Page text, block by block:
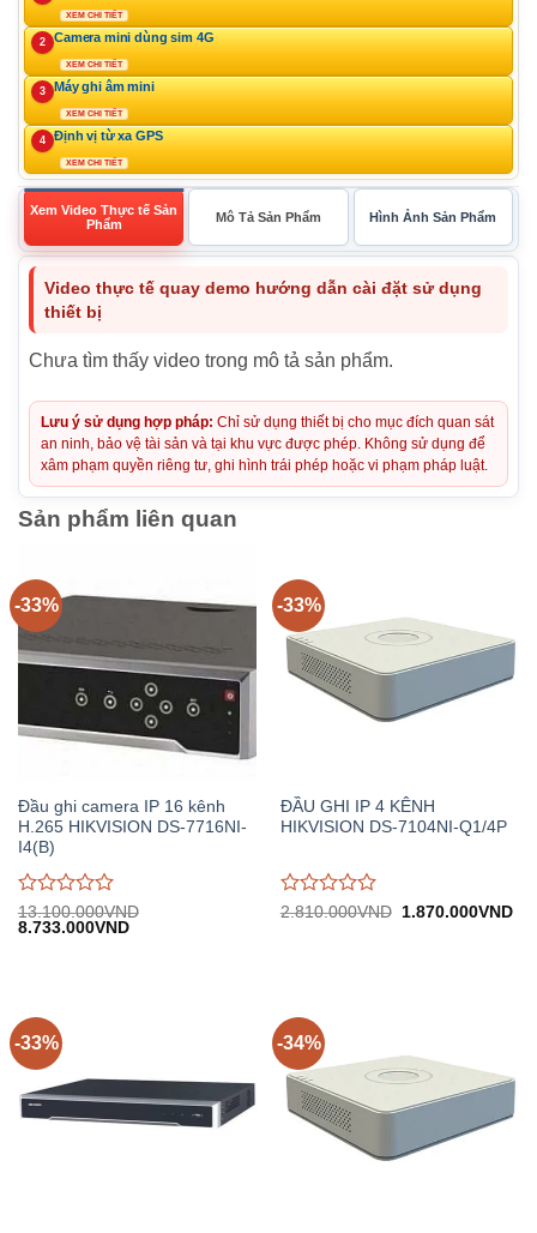
XEM CHI TIẾT
2 Camera mini dùng sim 4G
XEM CHI TIẾT
3 Máy ghi âm mini
XEM CHI TIẾT
4 Định vị từ xa GPS
XEM CHI TIẾT
Xem Video Thực tế Sản
Phẩm
Mô Tả Sản Phẩm Hình Ảnh Sản Phẩm
Video thực tế quay demo hướng dẫn cài đặt sử dụng
thiết bị
Chưa tìm thấy video trong mô tả sản phẩm.
Lưu ý sử dụng hợp pháp: Chỉ sử dụng thiết bị cho mục đích quan sát
an ninh, bảo vệ tài sản và tại khu vực được phép. Không sử dụng để
xâm phạm quyền riêng tư, ghi hình trái phép hoặc vi phạm pháp luật.
Sản phẩm liên quan
-33%
Đầu ghi camera IP 16 kênh
H.265 HIKVISION DS-7716NI-
I4(B)
Được
đánh
13.100.000VND
Giá
8.733.000VNDGiá
-33%
ĐẦU GHI IP 4 KÊNH
HIKVISION DS-7104NI-Q1/4P
Được
2.810.000VND
Giá
1.870.000VNDGiá
-33% -34%